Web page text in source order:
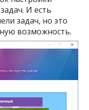
И есть
задач, но это
возможность.